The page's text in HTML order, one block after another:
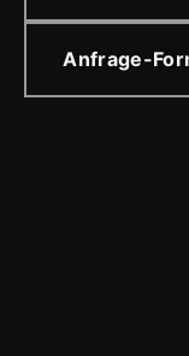
Anfrage-